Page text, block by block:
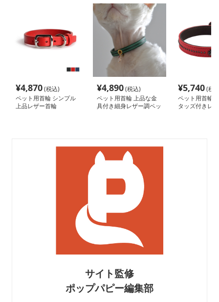
¥4,870(税込)
ペット用首輪 シンプル
上品レザー首輪
¥4,890(税込)
ペット用首輪 上品な金
具付き細身レザー調ペッ
¥5,740(税
ペット用首輪
タッズ付きレ
サイト監修
ポップパピー編集部